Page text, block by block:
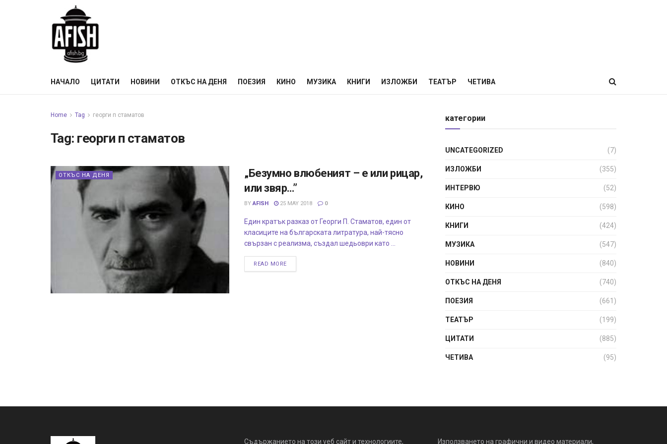
НАЧАЛО ЦИТАТИ НОВИНИ ОТКЪС НА ДЕНЯ ПОЕЗИЯ КИНО МУЗИКА КНИГИ ИЗЛОЖБИ ТЕАТЪР ЧЕТИВА
Home Tag георги п стаматов
Tag: георги п стаматов
ОТКЪС НА ДЕНЯ
„Безумно влюбеният – е или рицар,
или звяр…”
BY AFISH 25 MAY 2018 0
Един кратък разказ от Георги П. Стаматов, един от
класиците на българската литратура, най-тясно
свързан с реализма, създал шедьоври като ...
READ MORE
категории
UNCATEGORIZED (7)
ИЗЛОЖБИ (355)
ИНТЕРВЮ (52)
КИНО (598)
КНИГИ (424)
МУЗИКА (547)
НОВИНИ (840)
ОТКЪС НА ДЕНЯ (740)
ПОЕЗИЯ (661)
ТЕАТЪР (199)
ЦИТАТИ (885)
ЧЕТИВА (95)
Съдържанието на този уеб сайт и технологиите, Използването на графични и видео материали,